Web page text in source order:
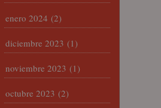
enero 2024 (2)
diciembre 2023 (1)
noviembre 2023 (1)
octubre 2023 (2)